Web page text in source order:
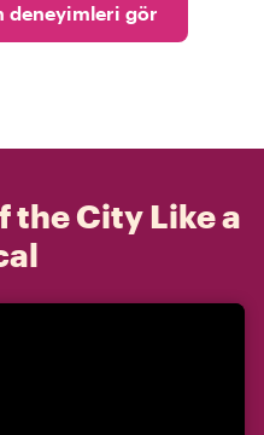
deneyimleri gör
the City Like a